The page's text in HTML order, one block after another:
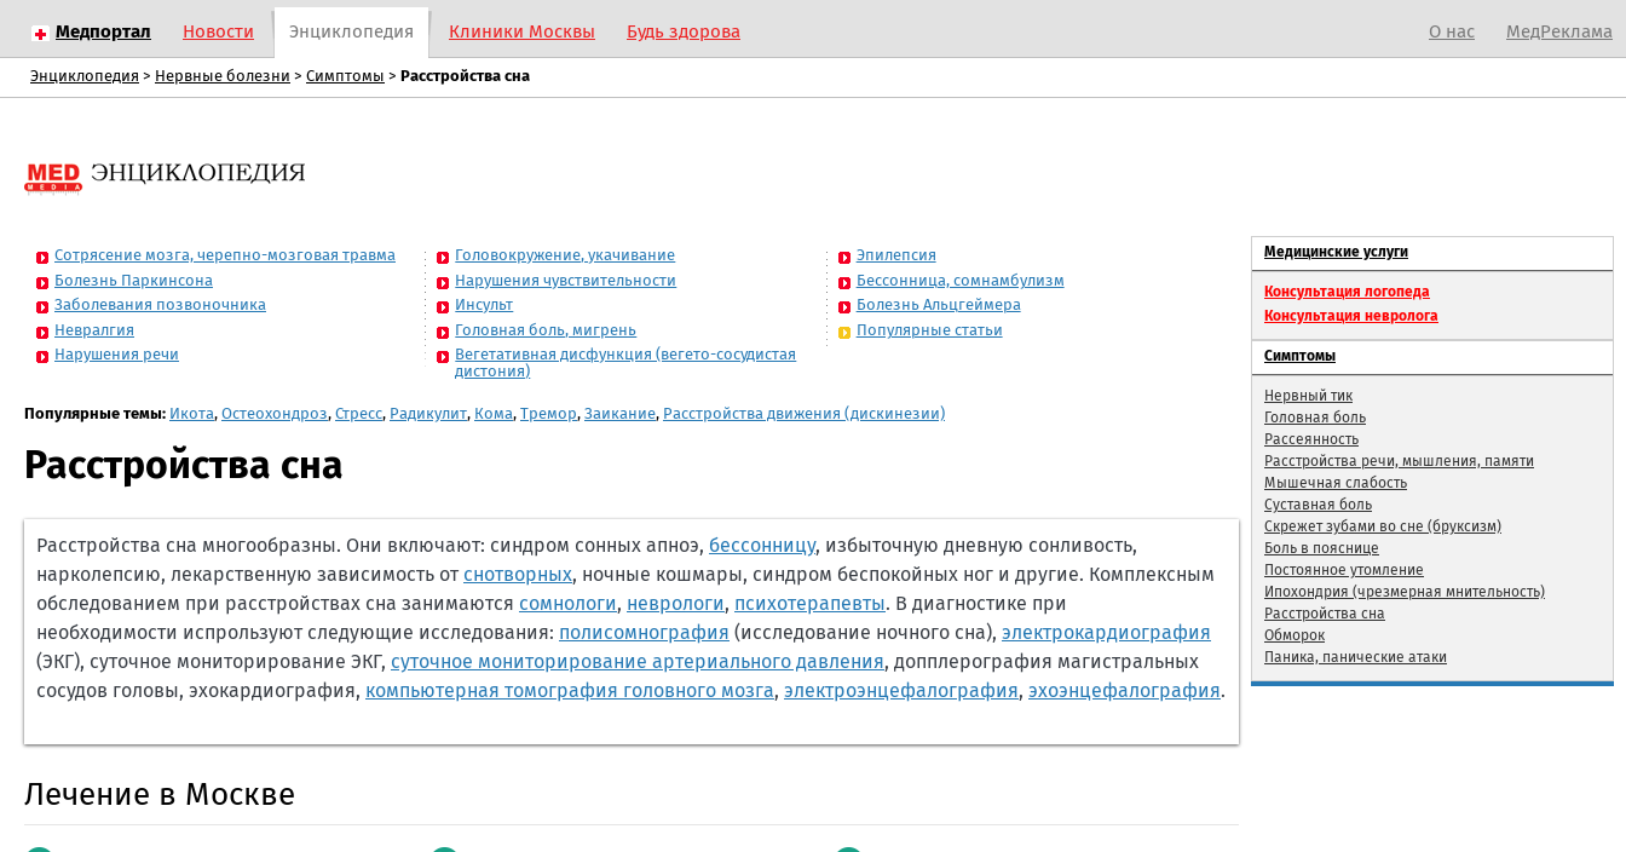
О нас МедРеклама
Медпортал Новости Энциклопедия Клиники Москвы Будь здорова
Энциклопедия > Нервные болезни > Симптомы > Расстройства сна
Сотрясение мозга, черепно-мозговая травма
Болезнь Паркинсона
Заболевания позвоночника
Невралгия
Нарушения речи
Головокружение, укачивание
Нарушения чувствительности
Инсульт
Головная боль, мигрень
Вегетативная дисфункция (вегето-сосудистая
дистония)
Эпилепсия
Бессонница, сомнамбулизм
Болезнь Альцгеймера
Популярные статьи
Популярные темы: Икота, Остеохондроз, Стресс, Радикулит, Кома, Тремор, Заикание, Расстройства движения (дискинезии)
Расстройства сна
Расстройства сна многообразны. Они включают: синдром сонных апноэ, бессонницу, избыточную дневную сонливость,
нарколепсию, лекарственную зависимость от снотворных, ночные кошмары, синдром беспокойных ног и другие. Комплексным
обследованием при расстройствах сна занимаются сомнологи, неврологи, психотерапевты. В диагностике при
необходимости испрользуют следующие исследования: полисомнография (исследование ночного сна), электрокардиография
(ЭКГ), суточное мониторирование ЭКГ, суточное мониторирование артериального давления, допплерография магистральных
сосудов головы, эхокардиография, компьютерная томография головного мозга, электроэнцефалография, эхоэнцефалография.
Лечение в Москве
Медицинские услуги
Консультация логопеда
Консультация невролога
Симптомы
Нервный тик
Головная боль
Рассеянность
Расстройства речи, мышления, памяти
Мышечная слабость
Суставная боль
Скрежет зубами во сне (бруксизм)
Боль в пояснице
Постоянное утомление
Ипохондрия (чрезмерная мнительность)
Расстройства сна
Обморок
Паника, панические атаки